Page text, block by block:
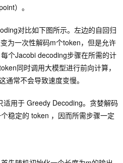
）。
对比如下图所示。左边的自回归
为一次性解码m个token，但是允许
个Jacobi decoding步骤在所需的计
同时调用大模型进行前向计算，
通常不会导致速度变慢。
用于 Greedy Decoding。贪婪解码
稳定的 token ，因而所需步骤一定